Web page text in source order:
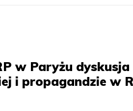
w Paryżu dyskusja
i propagandzie w